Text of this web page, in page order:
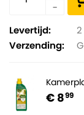
Levertijd:
Verzending:
€ 899